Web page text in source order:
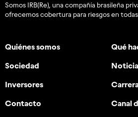
Somos IRB(Re), una compañía brasileña
ofrecemos cobertura para riesgos en
Quiénes somos Qué
Sociedad
Inversores
Contacto Canal